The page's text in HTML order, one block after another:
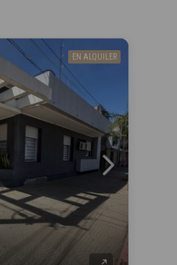
EN ALQUILER